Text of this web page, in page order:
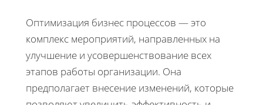
Оптимизация бизнес процессов — это
комплекс мероприятий, направленных на
улучшение и усовершенствование всех
этапов работы организации. Она
предполагает внесение изменений, которые